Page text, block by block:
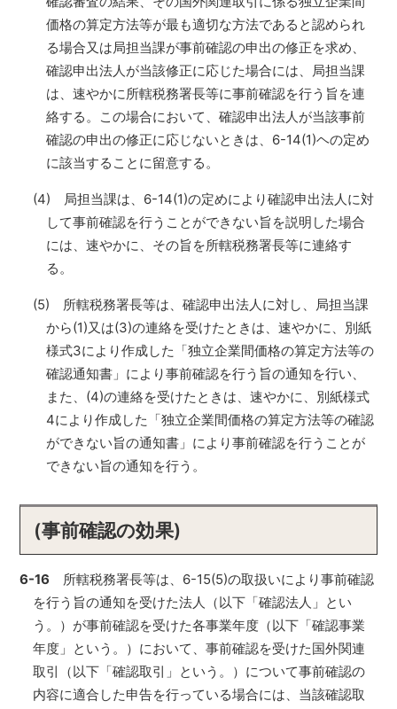
価格の算定方法等が最も適切な方法であると認められ
る場合又は局担当課が事前確認の申出の修正を求め、
確認申出法人が当該修正に応じた場合には、局担当課
は、速やかに所轄税務署長等に事前確認を行う旨を連
絡する。この場合において、確認申出法人が当該事前
確認の申出の修正に応じないときは、6-14(1)ヘの定め
に該当することに留意する。
(4) 局担当課は、6-14(1)の定めにより確認申出法人に対
して事前確認を行うことができない旨を説明した場合
には、速やかに、その旨を所轄税務署長等に連絡す
る。
(5) 所轄税務署長等は、確認申出法人に対し、局担当課
から(1)又は(3)の連絡を受けたときは、速やかに、別紙
様式3により作成した「独立企業間価格の算定方法等の
確認通知書」により事前確認を行う旨の通知を行い、
また、(4)の連絡を受けたときは、速やかに、別紙様式
4により作成した「独立企業間価格の算定方法等の確認
ができない旨の通知書」により事前確認を行うことが
できない旨の通知を行う。
(事前確認の効果)
6-16 所轄税務署長等は、6-15(5)の取扱いにより事前確認
を行う旨の通知を受けた法人（以下「確認法人」とい
う。）が事前確認を受けた各事業年度（以下「確認事業
年度」という。）において、事前確認を受けた国外関連
取引（以下「確認取引」という。）について事前確認の
内容に適合した申告を行っている場合には、当該確認取